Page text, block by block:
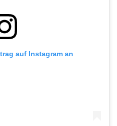
auf Instagram an